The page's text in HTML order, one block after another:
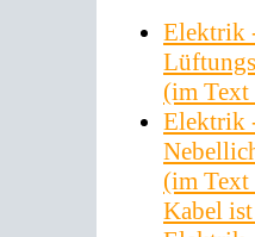
Elektrik
(im Text
Elektrik
(im Text
Kabel